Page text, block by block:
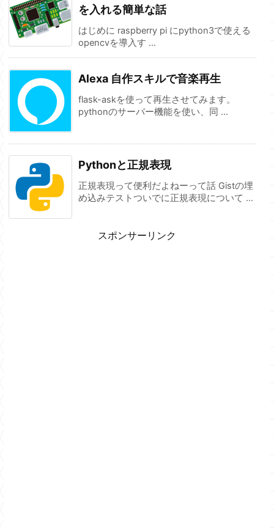
を入れる簡単な話
はじめに raspberry pi にpython3で使える
opencvを導入す ...
Alexa 自作スキルで音楽再生
flask-askを使って再生させてみます。
pythonのサーバー機能を使い、同 ...
Pythonと正規表現
正規表現って便利だよねーって話 Gistの埋
め込みテストついでに正規表現について ...
スポンサーリンク